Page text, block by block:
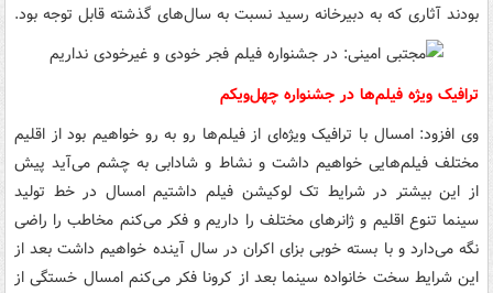
بودند آثاری که به دبیرخانه رسید نسبت به سال‌های گذشته قابل توجه بود.
ترافیک ویژه فیلم‌ها در جشنواره چهل‌ویکم
وی افزود: امسال با ترافیک ویژه‌ای از فیلم‌ها رو به رو خواهیم بود از اقلیم
مختلف فیلم‌هایی خواهیم داشت و نشاط و شادابی به چشم می‌آید پیش
از این بیشتر در شرایط تک لوکیشن فیلم داشتیم امسال در خط تولید
سینما تنوع اقلیم و ژانرهای مختلف را داریم و فکر می‌کنم مخاطب را راضی
نگه می‌دارد و با بسته خوبی بزای اکران در سال آینده خواهیم داشت بعد از
این شرایط سخت خانواده سینما بعد از کرونا فکر می‌کنم امسال خستگی از